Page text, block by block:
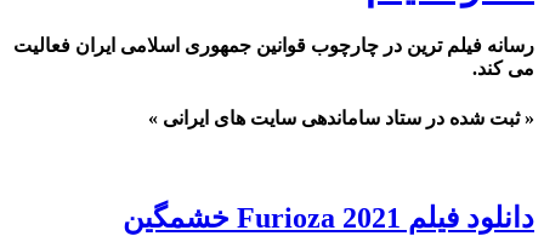
رسانه فیلم ترین در چارچوب قوانین جمهوری اسلامی ایران فعالیت
می کند.
« ثبت شده در ستاد ساماندهی سایت های ایرانی »
دانلود فیلم Furioza 2021 خشمگین